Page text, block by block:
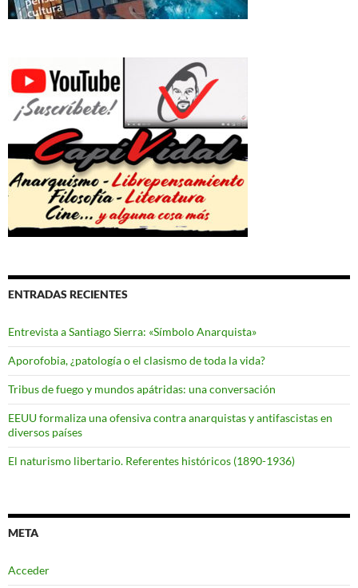
ENTRADAS RECIENTES
Entrevista a Santiago Sierra: «Símbolo Anarquista»
Aporofobia, ¿patología o el clasismo de toda la vida?
Tribus de fuego y mundos apátridas: una conversación
EEUU formaliza una ofensiva contra anarquistas y antifascistas en
diversos países
El naturismo libertario. Referentes históricos (1890-1936)
META
Acceder